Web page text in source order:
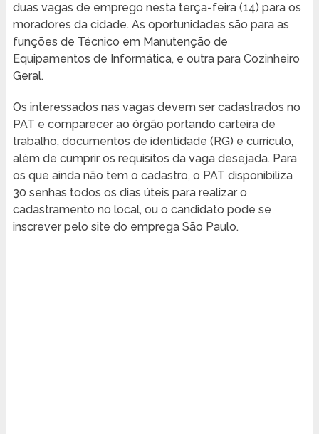
duas vagas de emprego nesta terça-feira (14) para os
moradores da cidade. As oportunidades são para as
funções de Técnico em Manutenção de
Equipamentos de Informática, e outra para Cozinheiro
Geral.
Os interessados nas vagas devem ser cadastrados no
PAT e comparecer ao órgão portando carteira de
trabalho, documentos de identidade (RG) e currículo,
além de cumprir os requisitos da vaga desejada. Para
os que ainda não tem o cadastro, o PAT disponibiliza
30 senhas todos os dias úteis para realizar o
cadastramento no local, ou o candidato pode se
inscrever pelo site do emprega São Paulo.